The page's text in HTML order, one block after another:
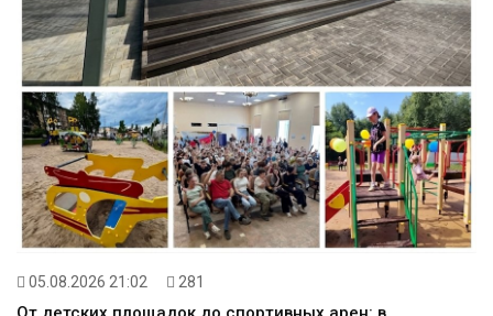
05.08.2026 21:02 281